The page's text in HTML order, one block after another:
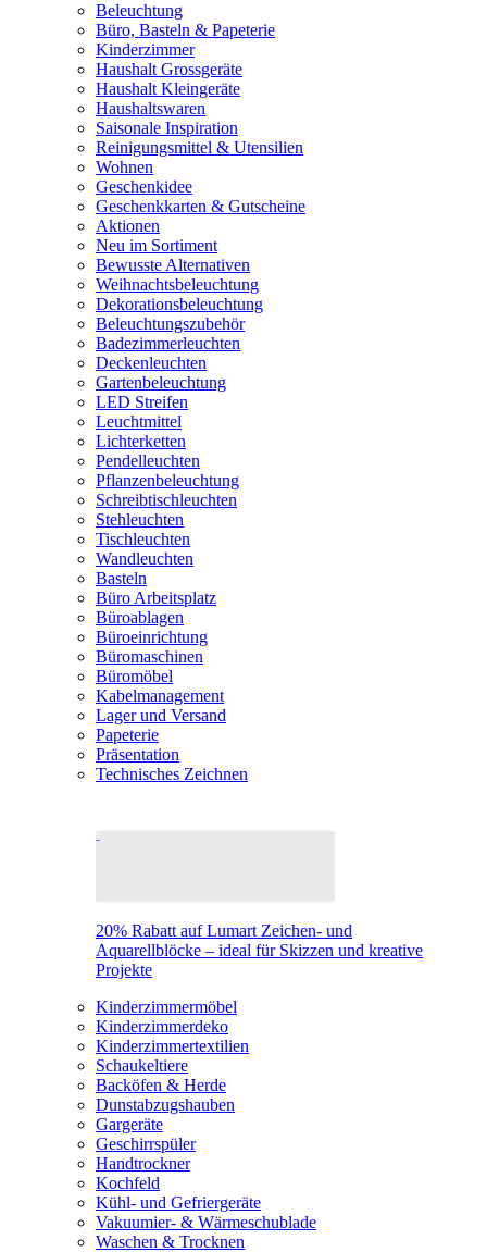
Beleuchtung
Büro, Basteln & Papeterie
Kinderzimmer
Haushalt Grossgeräte
Haushalt Kleingeräte
Haushaltswaren
Saisonale Inspiration
Reinigungsmittel & Utensilien
Wohnen
Geschenkidee
Geschenkkarten & Gutscheine
Aktionen
Neu im Sortiment
Bewusste Alternativen
Weihnachtsbeleuchtung
Dekorationsbeleuchtung
Beleuchtungszubehör
Badezimmerleuchten
Deckenleuchten
Gartenbeleuchtung
LED Streifen
Leuchtmittel
Lichterketten
Pendelleuchten
Pflanzenbeleuchtung
Schreibtischleuchten
Stehleuchten
Tischleuchten
Wandleuchten
Basteln
Büro Arbeitsplatz
Büroablagen
Büroeinrichtung
Büromaschinen
Büromöbel
Kabelmanagement
Lager und Versand
Papeterie
Präsentation
Technisches Zeichnen
20% Rabatt auf Lumart Zeichen- und
Aquarellblöcke – ideal für Skizzen und kreative
Projekte
Kinderzimmermöbel
Kinderzimmerdeko
Kinderzimmertextilien
Schaukeltiere
Backöfen & Herde
Dunstabzugshauben
Gargeräte
Geschirrspüler
Handtrockner
Kochfeld
Kühl- und Gefriergeräte
Vakuumier- & Wärmeschublade
Waschen & Trocknen